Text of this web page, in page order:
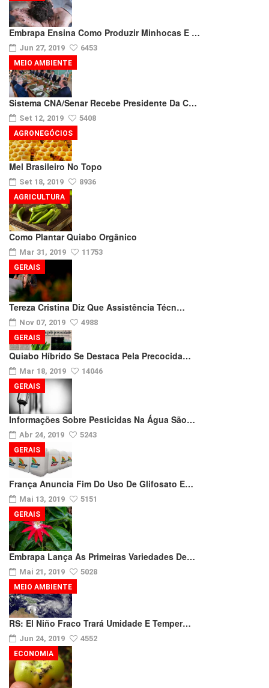
Embrapa Ensina Como Produzir Minhocas E …
Jun 27, 2019 6453
Sistema CNA/Senar Recebe Presidente Da C…
Set 12, 2019 5408
MEIO AMBIENTE
Mel Brasileiro No Topo
Set 18, 2019 8936
AGRONEGÓCIOS
Como Plantar Quiabo Orgânico
Mar 31, 2019 11753
AGRICULTURA
Tereza Cristina Diz Que Assistência Técn…
Nov 07, 2019 4988
GERAIS
Quiabo Híbrido Se Destaca Pela Precocida…
Mar 18, 2019 14046
GERAIS
Informações Sobre Pesticidas Na Água São…
Abr 24, 2019 5243
GERAIS
França Anuncia Fim Do Uso De Glifosato E…
Mai 13, 2019 5151
GERAIS
Embrapa Lança As Primeiras Variedades De…
Mai 21, 2019 5028
GERAIS
RS: El Niño Fraco Trará Umidade E Temper…
Jun 24, 2019 4552
MEIO AMBIENTE
ECONOMIA